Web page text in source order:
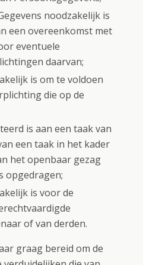
noodzakelijk is
een overeenkomst met
eventuele
daarvan;
is om te voldoen
die op de
is aan een taak van
een taak in het kader
het openbaar gezag
opgedragen;
is voor de
of van derden.
graag bereid om de